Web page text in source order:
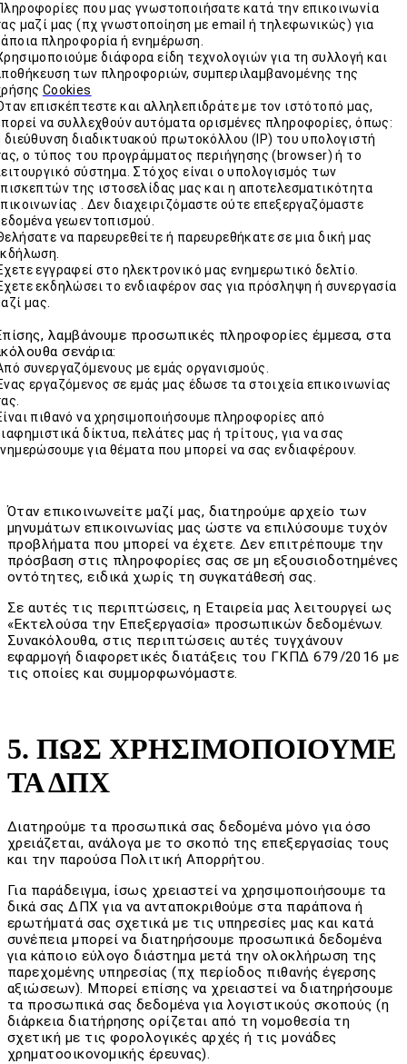
που μας γνωστοποιήσατε κατά την επικοινωνία
μαζί μας (πχ γνωστοποίηση με email ή τηλεφωνικώς) για
πληροφορία ή ενημέρωση.
διάφορα είδη τεχνολογιών για τη συλλογή και
των πληροφοριών, συμπεριλαμβανομένης της
Cookies
επισκέπτεστε και αλληλεπιδράτε με τον ιστότοπό μας,
να συλλεχθούν αυτόματα ορισμένες πληροφορίες, όπως:
διεύθυνση διαδικτυακού πρωτοκόλλου (ΙΡ) του υπολογιστή
ο τύπος του προγράμματος περιήγησης (browser) ή το
σύστημα. Στόχος είναι ο υπολογισμός των
της ιστοσελίδας μας και η αποτελεσματικότητα
. Δεν διαχειριζόμαστε ούτε επεξεργαζόμαστε
γεωεντοπισμού.
να παρευρεθείτε ή παρευρεθήκατε σε μια δική μας
εγγραφεί στο ηλεκτρονικό μας ενημερωτικό δελτίο.
εκδηλώσει το ενδιαφέρον σας για πρόσληψη ή συνεργασία
μας.
λαμβάνουμε προσωπικές πληροφορίες έμμεσα, στα
σενάρια:
συνεργαζόμενους με εμάς οργανισμούς.
εργαζόμενος σε εμάς μας έδωσε τα στοιχεία επικοινωνίας
πιθανό να χρησιμοποιήσουμε πληροφορίες από
δίκτυα, πελάτες μας ή τρίτους, για να σας
για θέματα που μπορεί να σας ενδιαφέρουν.
Όταν επικοινωνείτε μαζί μας, διατηρούμε αρχείο των
μηνυμάτων επικοινωνίας μας ώστε να επιλύσουμε τυχόν
προβλήματα που μπορεί να έχετε. Δεν επιτρέπουμε την
πρόσβαση στις πληροφορίες σας σε μη εξουσιοδοτημένες
οντότητες, ειδικά χωρίς τη συγκατάθεσή σας.
Σε αυτές τις περιπτώσεις, η Εταιρεία μας λειτουργεί ως
«Εκτελούσα την Επεξεργασία» προσωπικών δεδομένων.
Συνακόλουθα, στις περιπτώσεις αυτές τυγχάνουν
εφαρμογή διαφορετικές διατάξεις του ΓΚΠΔ 679/2016 με
τις οποίες και συμμορφωνόμαστε.
5. ΠΩΣ ΧΡΗΣΙΜΟΠΟΙΟΥΜΕ
ΤΑ ΔΠΧ
Διατηρούμε τα προσωπικά σας δεδομένα μόνο για όσο
χρειάζεται, ανάλογα με το σκοπό της επεξεργασίας τους
και την παρούσα Πολιτική Απορρήτου.
Για παράδειγμα, ίσως χρειαστεί να χρησιμοποιήσουμε τα
δικά σας ΔΠΧ για να ανταποκριθούμε στα παράπονα ή
ερωτήματά σας σχετικά με τις υπηρεσίες μας και κατά
συνέπεια μπορεί να διατηρήσουμε προσωπικά δεδομένα
για κάποιο εύλογο διάστημα μετά την ολοκλήρωση της
παρεχομένης υπηρεσίας (πχ περίοδος πιθανής έγερσης
αξιώσεων). Μπορεί επίσης να χρειαστεί να διατηρήσουμε
τα προσωπικά σας δεδομένα για λογιστικούς σκοπούς (η
διάρκεια διατήρησης ορίζεται από τη νομοθεσία τη
σχετική με τις φορολογικές αρχές ή τις μονάδες
χρηματοοικονομικής έρευνας).